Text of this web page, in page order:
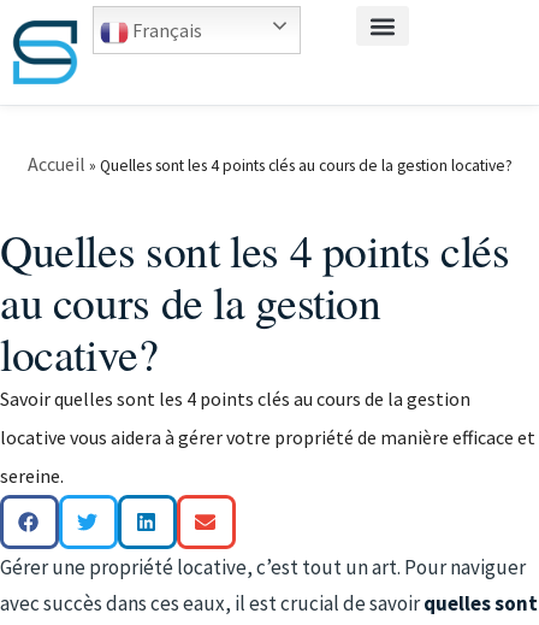
Français
Accueil » Quelles sont les 4 points clés au cours de la gestion locative?
Quelles sont les 4 points clés
au cours de la gestion
locative?
Savoir quelles sont les 4 points clés au cours de la gestion
locative vous aidera à gérer votre propriété de manière efficace et
sereine.
Gérer une propriété locative, c’est tout un art. Pour naviguer
avec succès dans ces eaux, il est crucial de savoirquelles sont